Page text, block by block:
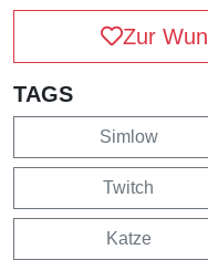
Zur
TAGS
Simlow
Twitch
Katze